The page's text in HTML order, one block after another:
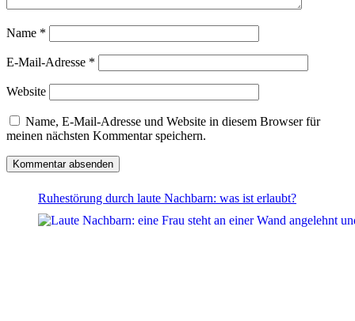
Name *
E-Mail-Adresse *
Website
Name, E-Mail-Adresse und Website in diesem Browser für
meinen nächsten Kommentar speichern.
Ruhestörung durch laute Nachbarn: was ist erlaubt?